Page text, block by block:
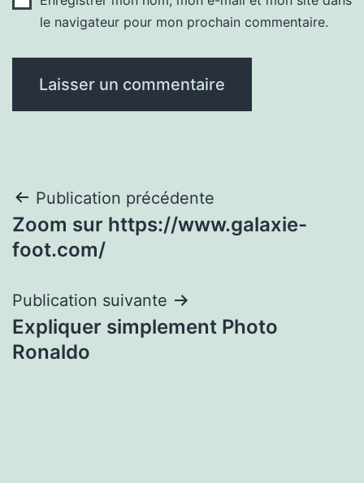
le navigateur pour mon prochain commentaire.
Navigation
de
Publication précédente
Zoom sur https://www.galaxie-
foot.com/
Publication suivante
Expliquer simplement Photo
Ronaldo